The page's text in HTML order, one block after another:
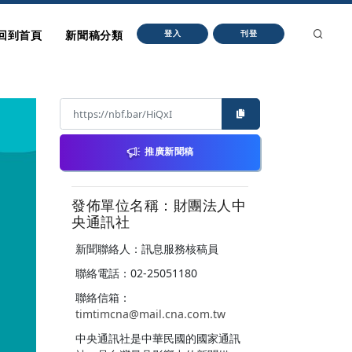
到首頁 新聞稿分類 登入 刊登
推廣新聞稿
發佈單位名稱：財團法人中
央通訊社
新聞聯絡人：訊息服務核稿員
聯絡電話：02-25051180
聯絡信箱：
timtimcna@mail.cna.com.tw
中央通訊社是中華民國的國家通訊